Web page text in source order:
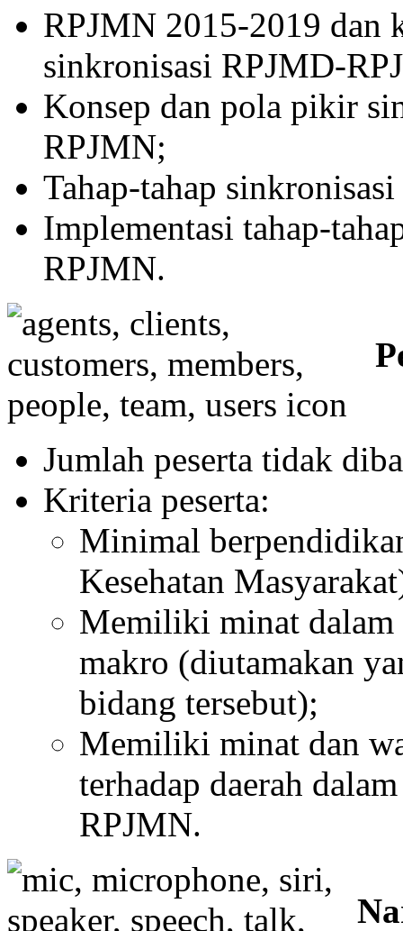
RPJMN 2015-2019 dan
sinkronisasi RPJMD-
Konsep dan pola pikir
RPJMN;
Tahap-tahap
Implementasi tahap-
RPJMN.
Jumlah peserta tidak
Kriteria peserta:
Minimal
Kesehatan
Memiliki minat dalam
makro (diutamakan
bidang tersebut);
Memiliki minat dan
terhadap daerah
RPJMN.
MPH
Emmy
MPH
Belajar mandiri
Jum’at 16 Desember
(09.30 – 11.00 WIB)
Ujian